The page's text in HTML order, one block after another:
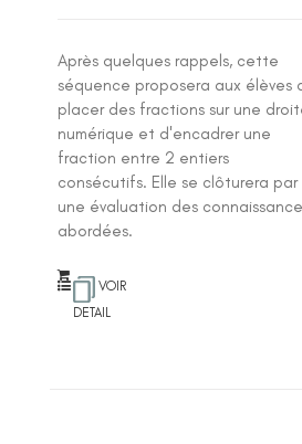
Après quelques rappels, cette
séquence proposera aux élèves
placer des fractions sur une
numérique et d'encadrer une
fraction entre 2 entiers
consécutifs. Elle se clôturera par
une évaluation des
abordées.
VOIR
DETAIL